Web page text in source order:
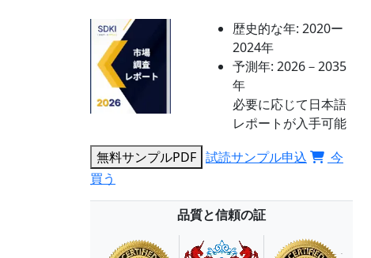
歴史的な年: 2020ー
2024年
予測年: 2026－2035
年
必要に応じて日本語
レポートが入手可能
無料サンプルPDF 試読サンプル申込
今
買う
品質と信頼の証